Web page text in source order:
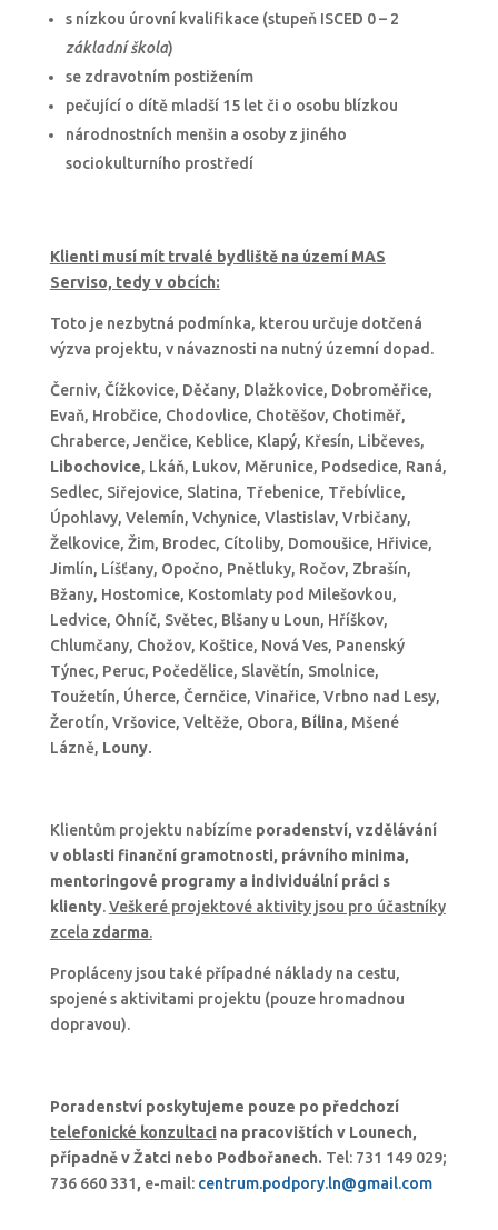
s nízkou úrovní kvalifikace (stupeň ISCED 0 – 2
základní škola)
se zdravotním postižením
pečující o dítě mladší 15 let či o osobu blízkou
národnostních menšin a osoby z jiného
sociokulturního prostředí
Klienti musí mít trvalé bydliště na území MAS
Serviso, tedy v obcích:
Toto je nezbytná podmínka, kterou určuje dotčená
výzva projektu, v návaznosti na nutný územní dopad.
Černiv, Čížkovice, Děčany, Dlažkovice, Dobroměřice,
Evaň, Hrobčice, Chodovlice, Chotěšov, Chotiměř,
Chraberce, Jenčice, Keblice, Klapý, Křesín, Libčeves,
Libochovice, Lkáň, Lukov, Měrunice, Podsedice, Raná,
Sedlec, Siřejovice, Slatina, Třebenice, Třebívlice,
Úpohlavy, Velemín, Vchynice, Vlastislav, Vrbičany,
Želkovice, Žim, Brodec, Cítoliby, Domoušice, Hřivice,
Jimlín, Líšťany, Opočno, Pnětluky, Ročov, Zbrašín,
Bžany, Hostomice, Kostomlaty pod Milešovkou,
Ledvice, Ohníč, Světec, Blšany u Loun, Hříškov,
Chlumčany, Chožov, Koštice, Nová Ves, Panenský
Týnec, Peruc, Počedělice, Slavětín, Smolnice,
Toužetín, Úherce, Černčice, Vinařice, Vrbno nad Lesy,
Žerotín, Vršovice, Veltěže, Obora, Bílina, Mšené
Lázně, Louny.
Klientům projektu nabízíme poradenství, vzdělávání
v oblasti finanční gramotnosti, právního minima,
mentoringové programy a individuální práci s
klienty.Veškeré projektové aktivity jsou pro účastníky
zcela zdarma.
Propláceny jsou také případné náklady na cestu,
spojené s aktivitami projektu (pouze hromadnou
dopravou).
Poradenství poskytujeme pouze po předchozí
telefonické konzultaci na pracovištích v Lounech,
případně v Žatci nebo Podbořanech. Tel: 731 149 029;
736 660 331, e-mail: centrum.podpory.ln@gmail.com